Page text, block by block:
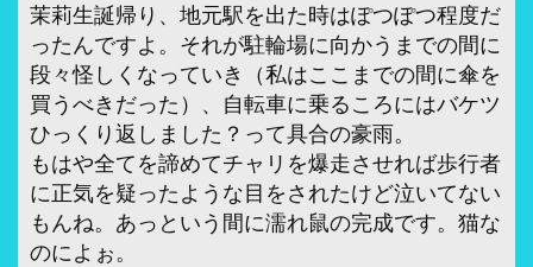
茉莉生誕帰り、地元駅を出た時はぽつぽつ程度だ
ったんですよ。それが駐輪場に向かうまでの間に
段々怪しくなっていき（私はここまでの間に傘を
買うべきだった）、自転車に乗るころにはバケツ
ひっくり返しました？って具合の豪雨。
もはや全てを諦めてチャリを爆走させれば歩行者
に正気を疑ったような目をされたけど泣いてない
もんね。あっという間に濡れ鼠の完成です。猫な
のによぉ。